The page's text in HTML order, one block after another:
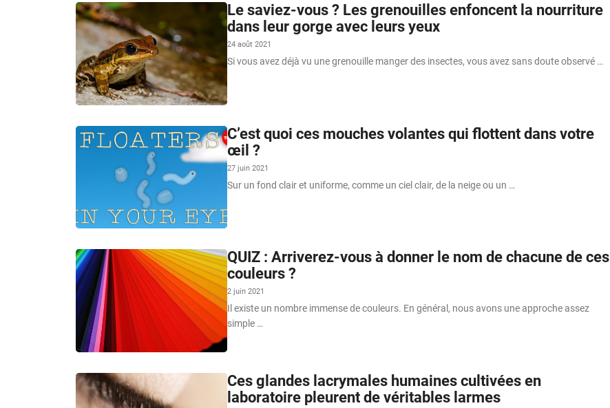
Le saviez-vous ? Les grenouilles enfoncent la nourriture
dans leur gorge avec leurs yeux
24 août 2021
Si vous avez déjà vu une grenouille manger des insectes, vous avez sans doute observé …
C’est quoi ces mouches volantes qui flottent dans votre
œil ?
27 juin 2021
Sur un fond clair et uniforme, comme un ciel clair, de la neige ou un …
QUIZ : Arriverez-vous à donner le nom de chacune de ces
couleurs ?
2 juin 2021
Il existe un nombre immense de couleurs. En général, nous avons une approche assez
simple …
Ces glandes lacrymales humaines cultivées en
laboratoire pleurent de véritables larmes